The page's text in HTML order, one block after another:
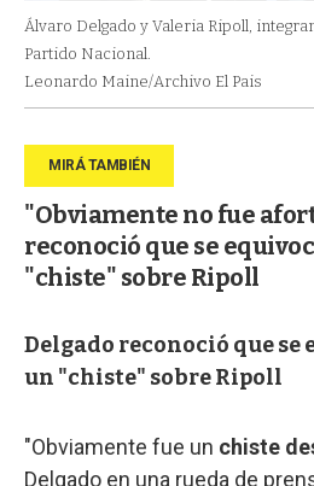
Álvaro Delgado y Valeria Ripoll,
Partido Nacional.
Leonardo Maine/Archivo El Pais
"Obviamente no fue
reconoció que se
"chiste" sobre Ripoll
Delgado reconoció que se
un "chiste" sobre Ripoll
"Obviamente fue un chiste
Delgado en una rueda de